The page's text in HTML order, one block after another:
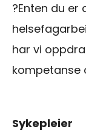
?Enten du er
har vi
kompetanse
Sykepleier